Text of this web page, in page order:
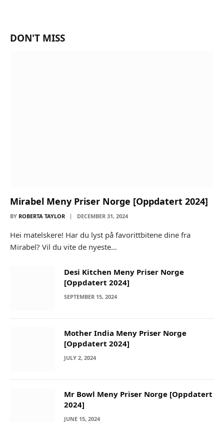
DON'T MISS
Mirabel Meny Priser Norge [Oppdatert 2024]
BY ROBERTA TAYLOR DECEMBER 31, 2024
Hei matelskere! Har du lyst på favorittbitene dine fra
Mirabel? Vil du vite de nyeste…
Desi Kitchen Meny Priser Norge
[Oppdatert 2024]
SEPTEMBER 15, 2024
Mother India Meny Priser Norge
[Oppdatert 2024]
JULY 2, 2024
Mr Bowl Meny Priser Norge [Oppdatert
2024]
JUNE 15, 2024